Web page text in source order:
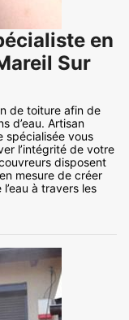
en
Sur
de toiture afin de
d’eau. Artisan
spécialisée vous
l’intégrité de votre
disposent
mesure de créer
à travers les